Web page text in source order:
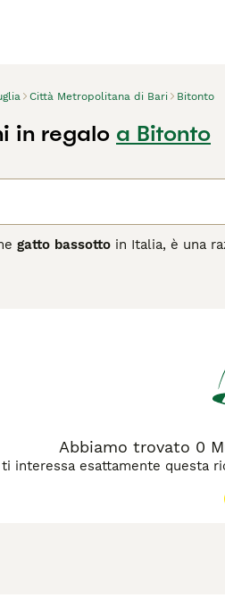
Città Metropolitana di Bari Bitonto
in regalo a Bitonto
gatto bassotto in Italia, è una
un corpo muscoloso e ben
cucciolo per tutta la vita. Sono
è importante gestire il
Nel mercato italiano, la
riflette l'interesse
Abbiamo trovato 0
ti interessa esattamente questa